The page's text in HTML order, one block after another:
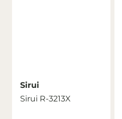
Sirui
Sirui R-3213X